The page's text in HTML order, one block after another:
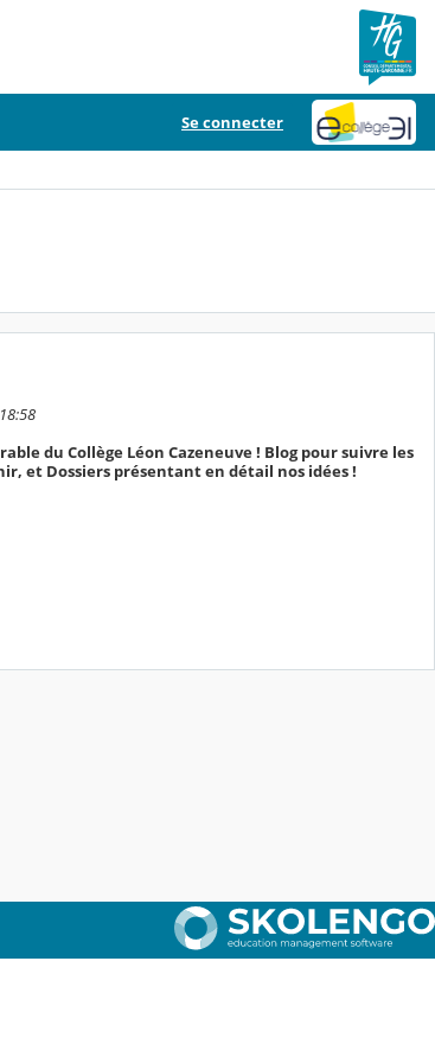
Se connecter
du Collège Léon Cazeneuve ! Blog pour suivre les
et Dossiers présentant en détail nos idées !